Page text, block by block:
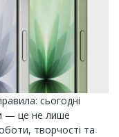
сьогодні
— це не лише
творчості та